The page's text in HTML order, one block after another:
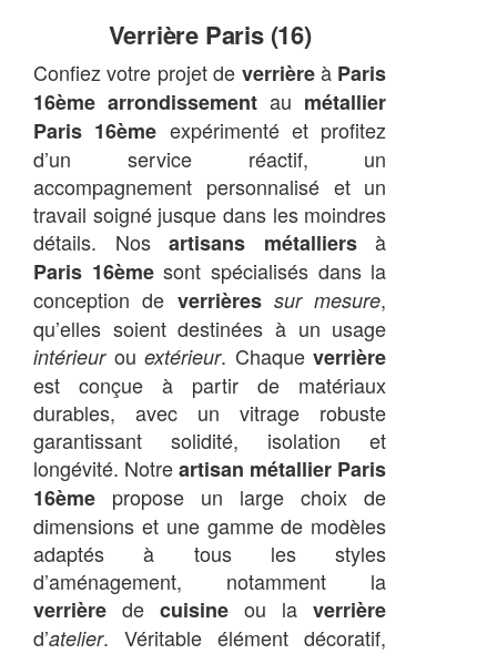
Verrière Paris (16)
Confiez votre projet de verrièreà Paris
16ème arrondissement au métallier
Paris 16ème expérimenté et profitez
d’un service réactif, un
accompagnement personnalisé et un
travail soigné jusque dans les moindres
détails. Nosartisans métalliersà
Paris 16èmesont spécialisés dans la
conception de verrières sur mesure,
qu’elles soient destinées à un usage
intérieurouextérieur. Chaqueverrière
est conçue à partir de matériaux
durables, avec un vitrage robuste
garantissant solidité, isolation et
longévité. Notreartisan métallier Paris
16ème propose un large choix de
dimensions et une gamme de modèles
adaptés à tous les styles
d’aménagement, notamment la
verrière decuisine ou laverrière
d’atelier. Véritable élément décoratif,